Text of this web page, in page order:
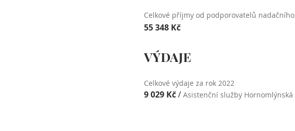
Celkové příjmy od podporovatelů
55 348 Kč
VÝDAJE
Celkové výdaje za rok 2022
9 029 Kč/ Asistenční služby Hornomlýnská